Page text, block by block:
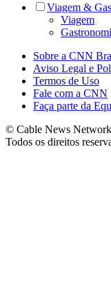
Viagem &
Viagem
Sobre a CNN
Aviso Legal e
Termos de Uso
Fale com a CNN
Faça parte da
© Cable News
Todos os direitos